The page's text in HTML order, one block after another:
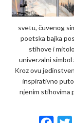
svetu, čuvenog
poetska bajka
stihove i
univerzalni
Kroz ovu
inspirativno
njenim stihovima